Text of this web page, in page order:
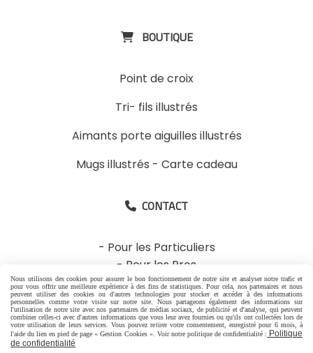
 BOUTIQUE
Point de croix
Tri- fils illustrés
Aimants porte aiguilles illustrés
Mugs illustrés - Carte cadeau
 CONTACT
- Pour les Particuliers
- Pour les Pros
06 88 07 99 96
1 rue Jacques Brel
26600 Granges les Beaumont France
Nous utilisons des cookies pour assurer le bon fonctionnement de notre site et analyser notre trafic et
pour vous offrir une meilleure expérience à des fins de statistiques. Pour cela, nos partenaires et nous
peuvent utiliser des cookies ou d'autres technologies pour stocker et accéder à des informations
personnelles comme votre visite sur notre site. Nous partageons également des informations sur
l'utilisation de notre site avec nos partenaires de médias sociaux, de publicité et d'analyse, qui peuvent
combiner celles-ci avec d'autres informations que vous leur avez fournies ou qu'ils ont collectées lors de
votre utilisation de leurs services. Vous pouvez retirer votre consentement, enregistré pour 6 mois, à
l'aide du lien en pied de page « Gestion Cookies ». Voir notre politique de confidentialité : Politique
de confidentialité